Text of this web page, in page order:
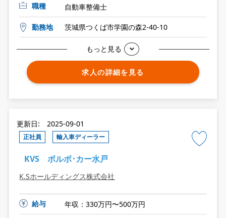
職種
自動車整備士
勤務地 茨城県つくば市学園の森2-40-10
もっと見る
求人の詳細を見る
更新日: 2025-09-01
正社員 輸入車ディーラー
KVS ボルボ･カー水戸
K.Sホールディングス株式会社
給与
年収：330万円〜500万円